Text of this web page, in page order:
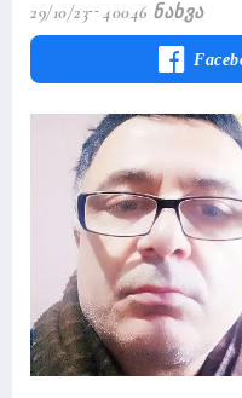
29/10/23 40046 Ნახვა